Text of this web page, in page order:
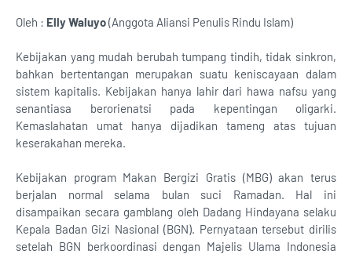
Oleh : Elly Waluyo(Anggota Aliansi Penulis Rindu Islam)
Kebijakan yang mudah berubah tumpang tindih, tidak sinkron,
bahkan bertentangan merupakan suatu keniscayaan dalam
sistem kapitalis. Kebijakan hanya lahir dari hawa nafsu yang
senantiasa berorienatsi pada kepentingan oligarki.
Kemaslahatan umat hanya dijadikan tameng atas tujuan
keserakahan mereka.
Kebijakan program Makan Bergizi Gratis (MBG) akan terus
berjalan normal selama bulan suci Ramadan. Hal ini
disampaikan secara gamblang oleh Dadang Hindayana selaku
Kepala Badan Gizi Nasional (BGN). Pernyataan tersebut dirilis
setelah BGN berkoordinasi dengan Majelis Ulama Indonesia